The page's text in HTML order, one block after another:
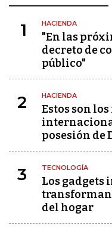
1 HACIENDA
"En las
decreto de
público"
2 HACIENDA
Estos son
posesión de
3 TECNOLOGÍA
Los gadgets
del hogar